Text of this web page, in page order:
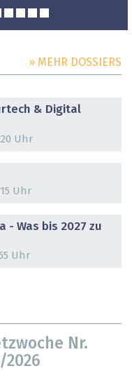
» MEHR DOSSIERS
& Digital
Uhr
Uhr
- Was bis 2027 zu
Uhr
Nr.
2026